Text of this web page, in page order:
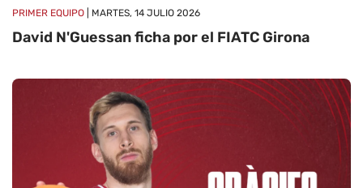
PRIMER EQUIPO | MARTES, 14 JULIO 2026
David N'Guessan ficha por el FIATC Girona